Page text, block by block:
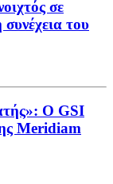
σε
του
Ο GSI
Meridiam